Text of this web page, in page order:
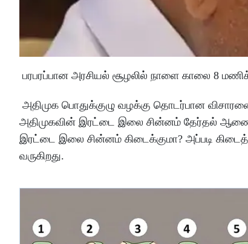
பரபரப்பான அரசியல் சூழலில் நாளை காலை 8
அதிமுக பொதுக்குழு வழக்கு தொடர்பான
அதிமுகவின் இரட்டை இலை சின்னம் தேர்தல்
இரட்டை இலை சின்னம் கிடைக்குமா? அப்படி
வருகிறது.